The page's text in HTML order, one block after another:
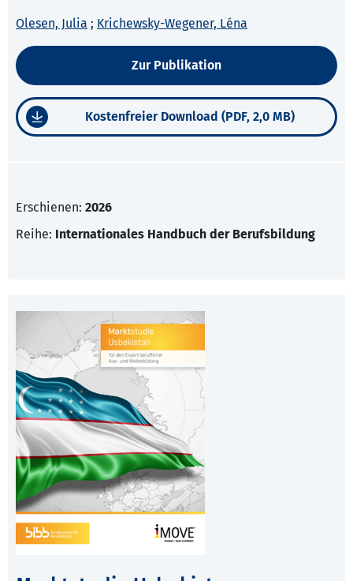
Olesen, Julia ; Krichewsky-Wegener, Léna
Zur Publikation
Kostenfreier Download (PDF, 2,0 MB)
Erschienen: 2026
Reihe: Internationales Handbuch der Berufsbildung